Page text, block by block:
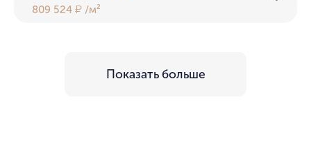
809 524₽ /м²
Показать больше